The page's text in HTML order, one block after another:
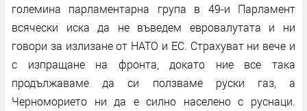
големина парламентарна група в 49-и Парламент
всячески иска да не въведем евровалутата и ни
говори за излизане от НАТО и ЕС. Страхуват ни вече и
с изпращане на фронта, докато ние все така
продължаваме да си ползваме руски газ, а
Черноморието ни да е силно населено с руснаци.